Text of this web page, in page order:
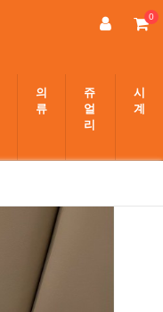
0
의
류
쥬
얼
리
시
계